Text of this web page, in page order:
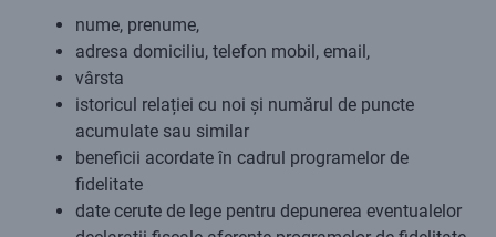
nume, prenume,
adresa domiciliu, telefon mobil, email,
vârsta
istoricul relației cu noi și numărul de puncte
acumulate sau similar
beneficii acordate în cadrul programelor de
fidelitate
date cerute de lege pentru depunerea eventualelor